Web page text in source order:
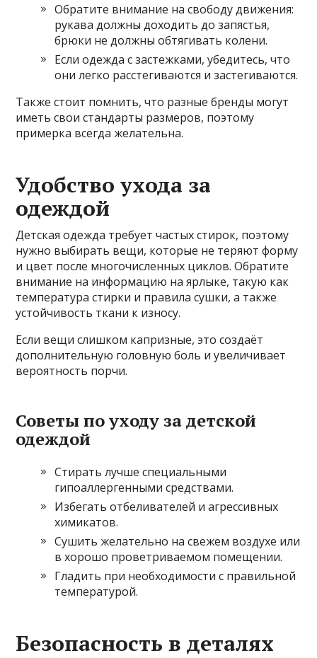
Обратите внимание на свободу движения:
рукава должны доходить до запястья,
брюки не должны обтягивать колени.
Если одежда с застежками, убедитесь, что
они легко расстегиваются и застегиваются.
Также стоит помнить, что разные бренды могут
иметь свои стандарты размеров, поэтому
примерка всегда желательна.
Удобство ухода за
одеждой
Детская одежда требует частых стирок, поэтому
нужно выбирать вещи, которые не теряют форму
и цвет после многочисленных циклов. Обратите
внимание на информацию на ярлыке, такую как
температура стирки и правила сушки, а также
устойчивость ткани к износу.
Если вещи слишком капризные, это создаёт
дополнительную головную боль и увеличивает
вероятность порчи.
Советы по уходу за детской
одеждой
Стирать лучше специальными
гипоаллергенными средствами.
Избегать отбеливателей и агрессивных
химикатов.
Сушить желательно на свежем воздухе или
в хорошо проветриваемом помещении.
Гладить при необходимости с правильной
температурой.
Безопасность в деталях